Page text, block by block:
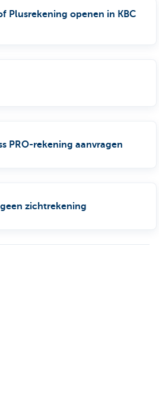
Plusrekening openen in KBC
PRO-rekening aanvragen
geen zichtrekening